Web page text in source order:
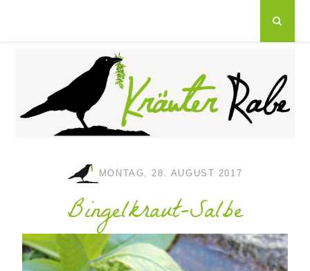
MONTAG, 28. AUGUST 2017
Bingelkraut-Salbe